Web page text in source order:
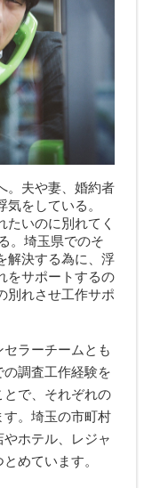
。夫や妻、婚約者
をしている。
たいのに別れてく
。埼玉県でのそ
解決する為に、浮
をサポートするの
別れさせ工作サポ
ラーチームとも
調査工作経験を
で、それぞれの
。埼玉の市町村
ホテル、レジャ
めています。